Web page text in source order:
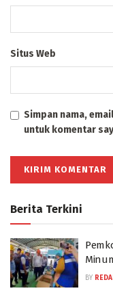
Situs Web
Simpan nama,
untuk komentar
Berita Terkini
BY